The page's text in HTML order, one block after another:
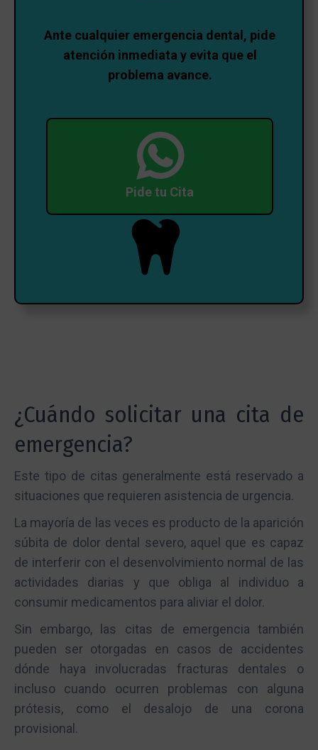
Ante cualquier emergencia dental, pide
atención inmediata y evita que el
problema avance.
Pide tu Cita
¿Cuándo solicitar una cita de
emergencia?
Este tipo de citas generalmente está reservado a
situaciones que requieren asistencia de urgencia.
La mayoría de las veces es producto de la aparición
súbita de dolor dental severo, aquel que es capaz
de interferir con el desenvolvimiento normal de las
actividades diarias y que obliga al individuo a
consumir medicamentos para aliviar el dolor.
Sin embargo, las citas de emergencia también
pueden ser otorgadas en casos de accidentes
dónde haya involucradas fracturas dentales o
incluso cuando ocurren problemas con alguna
prótesis, como el desalojo de una corona
provisional.